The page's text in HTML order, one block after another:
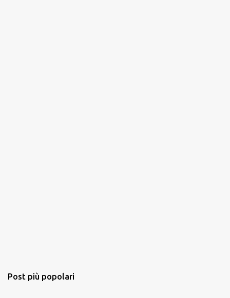
Post più popolari